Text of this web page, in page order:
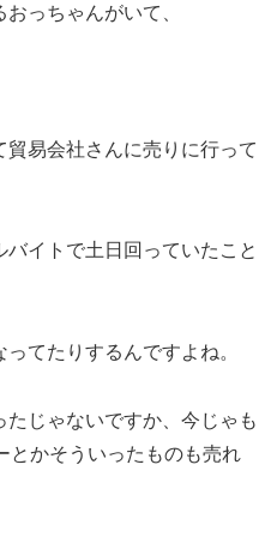
っちゃんがいて、
易会社さんに売りに行って
イトで土日回っていたこと
てたりするんですよね。
じゃないですか、今じゃも
とかそういったものも売れ